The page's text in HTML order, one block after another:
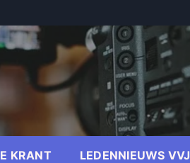
KRANT LEDENNIEUWS VVJ